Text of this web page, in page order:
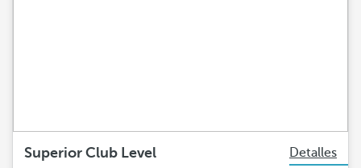
Superior Club Level
Detalles